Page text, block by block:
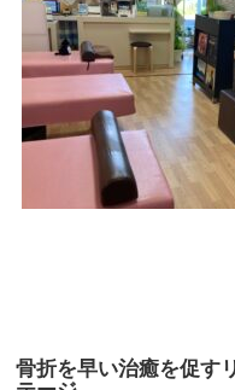
骨折を早い治癒を促す